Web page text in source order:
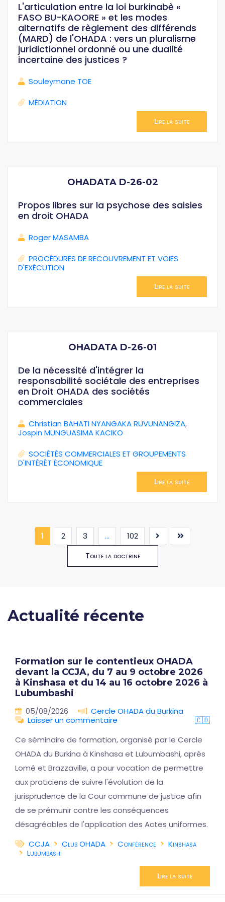
L'articulation entre la loi burkinabè «
FASO BU-KAOORE » et les modes
alternatifs de règlement des différends
(MARD) de l'OHADA : vers un pluralisme
juridictionnel ordonné ou une dualité
incertaine des justices ?
Souleymane TOE
MÉDIATION
Lire la suite
OHADATA D-26-02
Propos libres sur la psychose des saisies
en droit OHADA
Roger MASAMBA
PROCÉDURES DE RECOUVREMENT ET VOIES
D'EXÉCUTION
Lire la suite
OHADATA D-26-01
De la nécessité d'intégrer la
responsabilité sociétale des entreprises
en Droit OHADA des sociétés
commerciales
Christian BAHATI NYANGAKA RUVUNANGIZA,
Jospin MUNGUASIMA KACIKO
SOCIÉTÉS COMMERCIALES ET GROUPEMENTS
D'INTÉRÊT ÉCONOMIQUE
Lire la suite
1 (current)
2 3 ... 102
Toute la doctrine
Actualité récente
Formation sur le contentieux OHADA
devant la CCJA, du 7 au 9 octobre 2026
à Kinshasa et du 14 au 16 octobre 2026 à
Lubumbashi
05/08/2026
Cercle OHADA du Burkina
Laisser un commentaire
🇨🇩
Ce séminaire de formation, organisé par le Cercle
OHADA du Burkina à Kinshasa et Lubumbashi, après
Lomé et Brazzaville, a pour vocation de permettre
aux praticiens de suivre l'évolution de la
jurisprudence de la Cour commune de justice afin
de se prémunir contre les conséquences
désagréables de l'application des Actes uniformes.
CCJA
Club OHADA Conférence
Kinshasa
Lubumbashi
Lire la suite